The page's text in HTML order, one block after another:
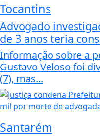
Tocantins
Advogado
de 3 anos teria
Informação sobre a
Gustavo Veloso foi
(7), mas...
Santarém